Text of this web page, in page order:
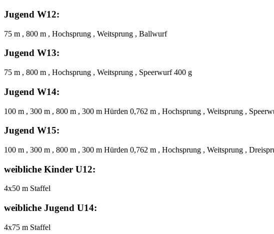
Jugend W12:
75 m , 800 m , Hochsprung , Weitsprung , Ballwurf
Jugend W13:
75 m , 800 m , Hochsprung , Weitsprung , Speerwurf 400 g
Jugend W14:
100 m , 300 m , 800 m , 300 m Hürden 0,762 m , Hochsprung , Weitsprung ,
Jugend W15:
100 m , 300 m , 800 m , 300 m Hürden 0,762 m , Hochsprung , Weitsprung ,
weibliche Kinder U12:
4x50 m Staffel
weibliche Jugend U14:
4x75 m Staffel